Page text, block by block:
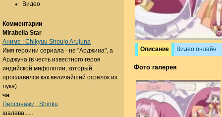
Описание Видео онлайн
Фото галерея
Видео
Комментарии
Mirabella Star
Аниме : Chikyuu Shoujo Arujuna
Имя героини сериала - не "Арджина", а
Арджуна (в честь известного героя
индийской мифологии, который
прославился как величайший стрелок из
лука).......
чя
Персонажи : Shinku
шалава......